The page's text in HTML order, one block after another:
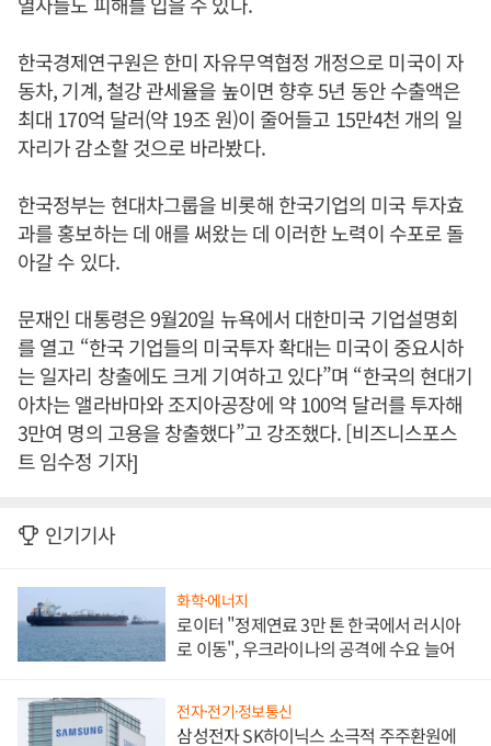
한국경제연구원은 한미 자유무역협정 개정으로 미국이 자
동차, 기계, 철강 관세율을 높이면 향후 5년 동안 수출액은
최대 170억 달러(약 19조 원)이 줄어들고 15만4천 개의 일
자리가 감소할 것으로 바라봤다.
한국정부는 현대차그룹을 비롯해 한국기업의 미국 투자효
과를 홍보하는 데 애를 써왔는 데 이러한 노력이 수포로 돌
아갈 수 있다.
문재인 대통령은 9월20일 뉴욕에서 대한미국 기업설명회
를 열고 “한국 기업들의 미국투자 확대는 미국이 중요시하
는 일자리 창출에도 크게 기여하고 있다”며 “한국의 현대기
아차는 앨라바마와 조지아공장에 약 100억 달러를 투자해
3만여 명의 고용을 창출했다”고 강조했다. [비즈니스포스
트 임수정 기자]
인기기사
화학·에너지
로이터 "정제연료 3만 톤 한국에서 러시아
로 이동", 우크라이나의 공격에 수요 늘어
전자·전기·정보통신
삼성전자 SK하이닉스 소극적 주주환원에